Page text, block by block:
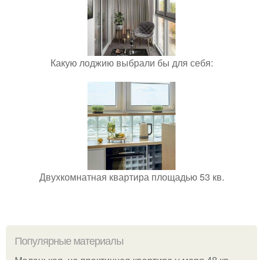
Какую лоджию выбрали бы для себя:
Двухкомнатная квартира площадью 53 кв.
Популярные материалы